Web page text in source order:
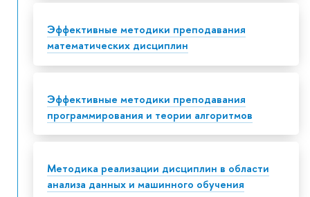
Эффективные методики преподавания
математических дисциплин
Эффективные методики преподавания
программирования и теории алгоритмов
Методика реализации дисциплин в области
анализа данных и машинного обучения